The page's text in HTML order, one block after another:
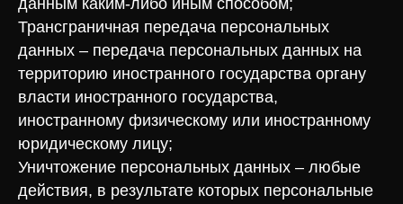
данным каким-либо иным способом;
Трансграничная передача персональных
данных – передача персональных данных на
территорию иностранного государства органу
власти иностранного государства,
иностранному физическому или иностранному
юридическому лицу;
Уничтожение персональных данных – любые
действия, в результате которых персональные